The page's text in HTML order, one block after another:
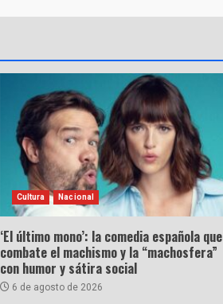
Cultura Nacional
‘El último mono’: la comedia española que
combate el machismo y la “machosfera”
con humor y sátira social
6 de agosto de 2026